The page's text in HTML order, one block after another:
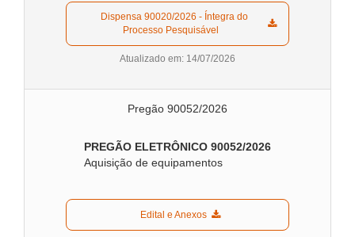
Processo Pesquisável
Atualizado em: 14/07/2026
Pregão 90052/2026
PREGÃO ELETRÔNICO 90052/2026
Aquisição de equipamentos
  Edital e Anexos